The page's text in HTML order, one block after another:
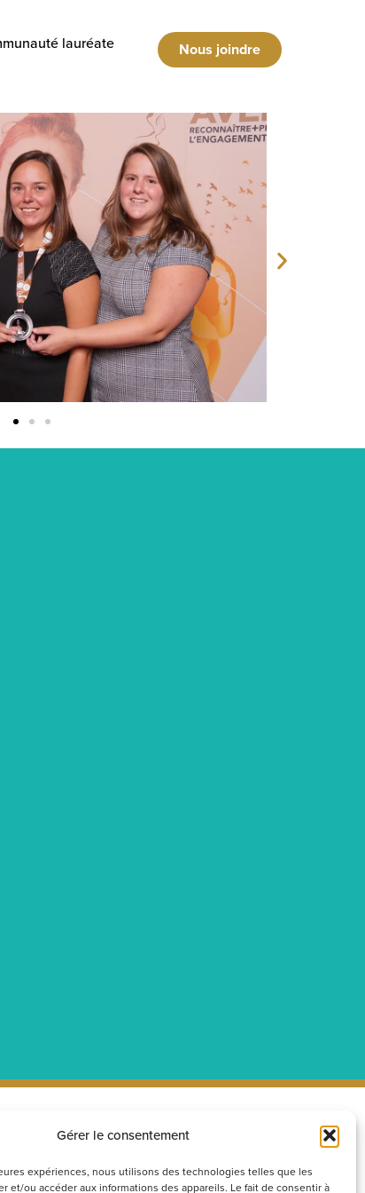
Gérer le consentement
expériences, nous utilisons des technologies telles que les
et/ou accéder aux informations des appareils. Le fait de consentir à
lauréate
Nous joindre
nos offres d’emploi ou
sociaux